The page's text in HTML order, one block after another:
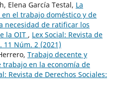
Elena García Testal, La
el trabajo doméstico y de
necesidad de ratificar los
la OIT , Lex Social: Revista de
11 Núm. 2 (2021)
Trabajo decente y
en la economía de
Revista de Derechos Sociales: